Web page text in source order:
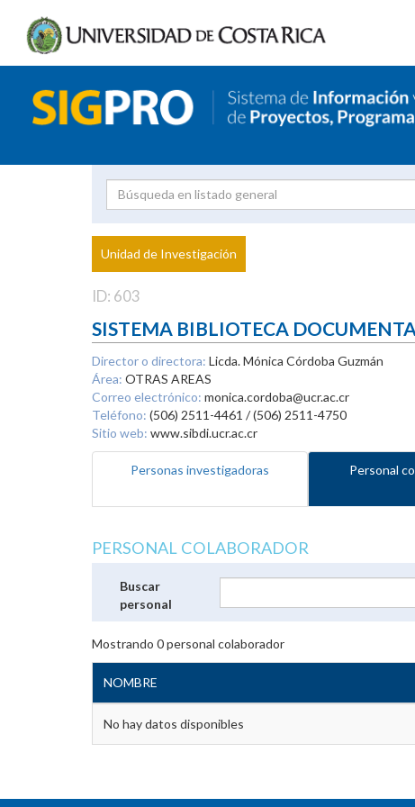
Proyecto
Investigador
Unidad de Investigación
ID: 603
SISTEMA BIBLIOTECA
Director o directora: Licda. Mónica Córdoba Guzmán
Área: OTRAS AREAS
Correo electrónico: monica.cordoba@ucr.ac.cr
Teléfono: (506) 2511-4461 / (506) 2511-4750
Sitio web: www.sibdi.ucr.ac.cr
Personas investigadoras Personal
PERSONAL COLABORADOR
Buscar
personal
Mostrando 0personal colaborador
NOMBRE
No hay datos disponibles